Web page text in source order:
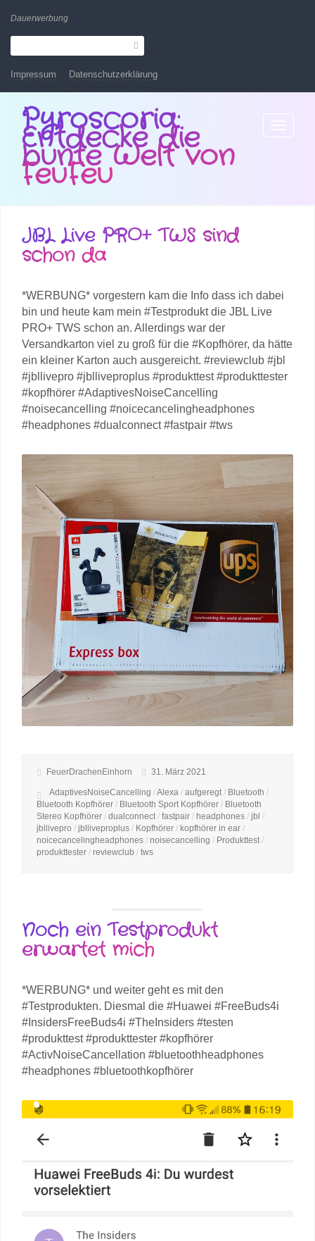
Dauerwerbung
Impressum Datenschutzerklärung
Pyroscoria:
Entdecke die
bunte Welt von
FeuFeu
JBL Live PRO+ TWS sind
schon da
*WERBUNG* vorgestern kam die Info dass ich dabei
bin und heute kam mein #Testprodukt die JBL Live
PRO+ TWS schon an. Allerdings war der
Versandkarton viel zu groß für die #Kopfhörer, da hätte
ein kleiner Karton auch ausgereicht. #reviewclub #jbl
#jbllivepro #jblliveproplus #produkttest #produkttester
#kopfhörer #AdaptivesNoiseCancelling
#noisecancelling #noicecancelingheadphones
#headphones #dualconnect #fastpair #tws
FeuerDrachenEinhorn 31. März 2021
AdaptivesNoiseCancelling /Alexa / aufgeregt / Bluetooth /
Bluetooth Kopfhörer / Bluetooth Sport Kopfhörer / Bluetooth
Stereo Kopfhörer / dualconnect / fastpair / headphones / jbl /
jbllivepro / jblliveproplus / Kopfhörer / kopfhörer in ear /
noicecancelingheadphones / noisecancelling / Produkttest /
produkttester / reviewclub / tws
Noch ein Testprodukt
erwartet mich
*WERBUNG* und weiter geht es mit den
#Testprodukten. Diesmal die #Huawei #FreeBuds4i
#InsidersFreeBuds4i #TheInsiders #testen
#produkttest #produkttester #kopfhörer
#ActivNoiseCancellation #bluetoothheadphones
#headphones #bluetoothkopfhörer